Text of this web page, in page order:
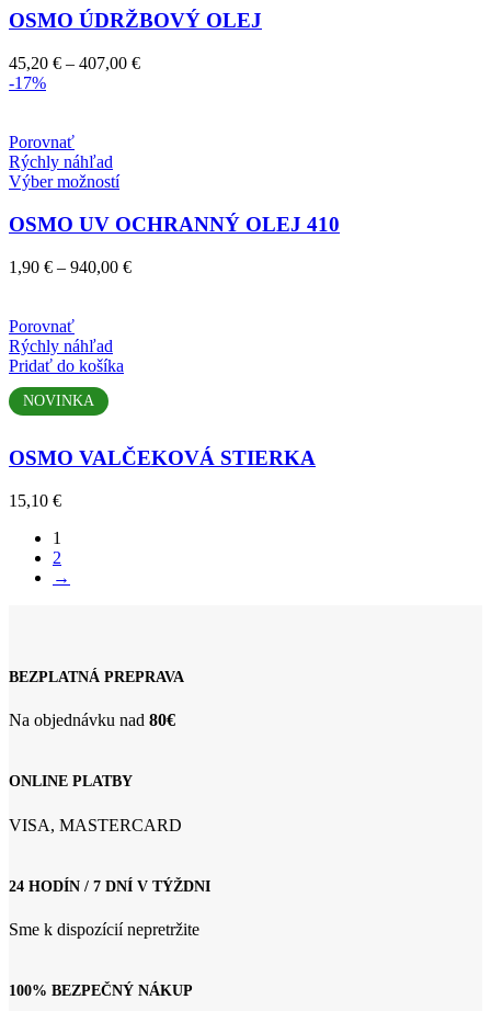
má
variantov.
stránke
produktu.
OSMO ÚDRŽBOVÝ OLEJ
45,20 € – 407,00 €Price
-17%
Porovnať
Rýchly náhľad
Výber možnostíTento
má
viacero
variantov.
Možnosti
stránke
OSMO UV OCHRANNÝ OLEJ 410
1,90 € – 940,00 €Price
Porovnať
Rýchly náhľad
Pridať do košíka
NOVINKA
OSMO VALČEKOVÁ STIERKA
15,10 €
1
2
→
BEZPLATNÁ PREPRAVA
Na objednávku nad 80€
ONLINE PLATBY
VISA, MASTERCARD
24 HODÍN / 7 DNÍ V TÝŽDNI
Sme k dispozícií nepretržite
100% BEZPEČNÝ NÁKUP